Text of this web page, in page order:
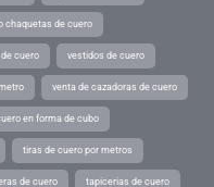
chaquetas de cuero
cuero vestidos de cuero
venta de cazadoras de cuero
en forma de cubo
tiras de cuero por metros
de cuero tapicerias de cuero